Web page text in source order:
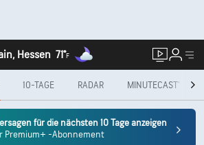
Hessen 71°F
10-TAGE RADAR MINUTECAST®
für die nächsten 10 Tage anzeigen
Premium+ -Abonnement